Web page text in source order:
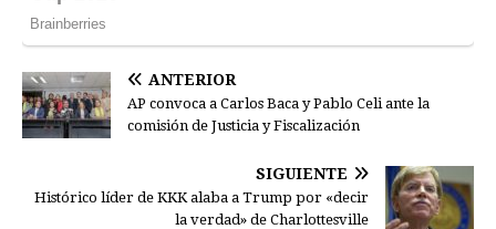
ANTERIOR
AP convoca a Carlos Baca y Pablo Celi ante la
comisión de Justicia y Fiscalización
SIGUIENTE
Histórico líder de KKK alaba a Trump por «decir
la verdad» de Charlottesville